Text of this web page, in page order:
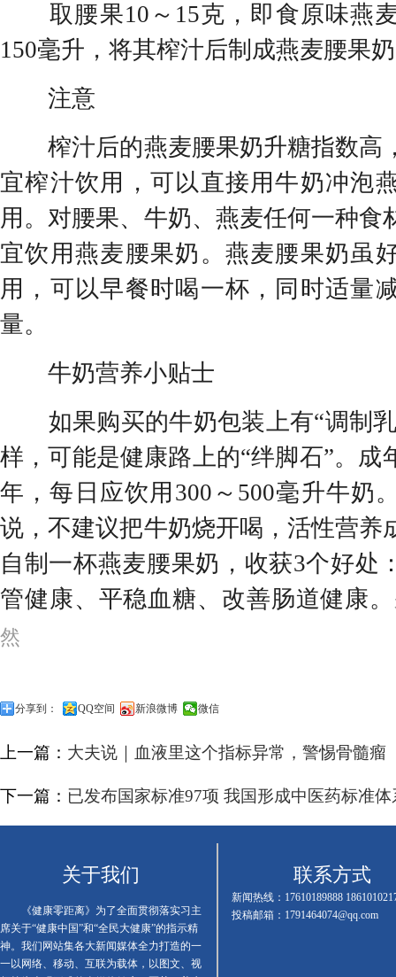
取腰果10～15克，即食原味燕麦
150毫升，将其榨汁后制成燕麦腰果
注意
榨汁后的燕麦腰果奶升糖指数高
宜榨汁饮用，可以直接用牛奶冲泡
用。对腰果、牛奶、燕麦任何一种食
宜饮用燕麦腰果奶。燕麦腰果奶虽
用，可以早餐时喝一杯，同时适量
量。
牛奶营养小贴士
如果购买的牛奶包装上有“调制乳
样，可能是健康路上的“绊脚石”。成
年，每日应饮用300～500毫升牛奶
说，不建议把牛奶烧开喝，活性营养
自制一杯燕麦腰果奶，收获3个好处
管健康、平稳血糖、改善肠道健康。
然
分享到： QQ空间 新浪微博 微信
上一篇： 大夫说｜血液里这个指标异常，警惕骨髓瘤
下一篇： 已发布国家标准97项 我国形成中医药标准体
关于我们
《健康零距离》为了全面贯彻落实习主
席关于“健康中国”和“全民大健康”的指示精
神。我们网站集各大新闻媒体全力打造的一
一以网络、移动、互联为载体，以图文、视
联系方式
新闻热线：17610189888
投稿邮箱：1791464074@qq.com